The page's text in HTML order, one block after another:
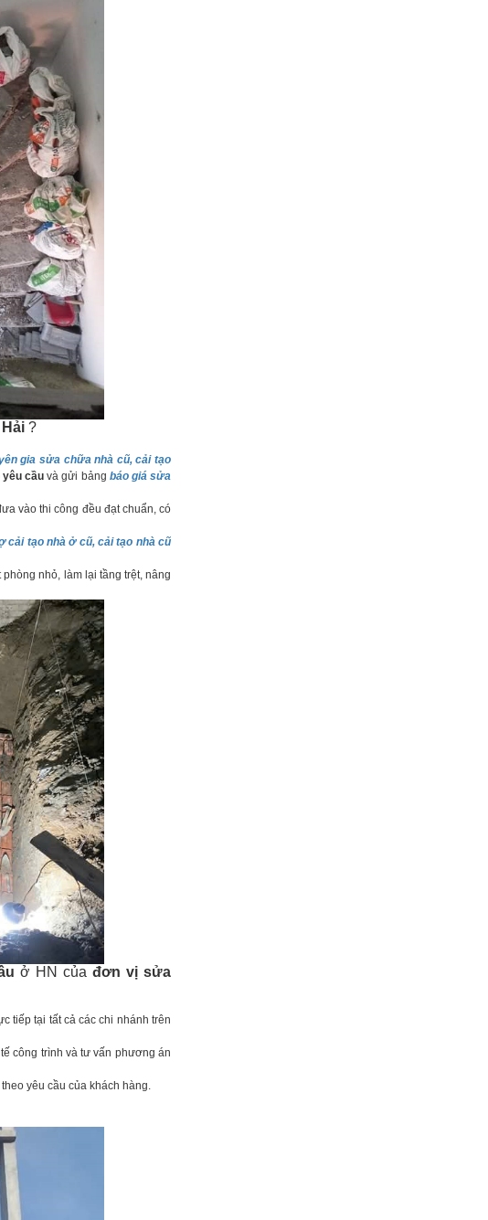
?
gia sửa chữa nhà cũ, cải tạo
yêu cầu và gửi bảng báo giá sửa
vào thi công đều đạt chuẩn, có
cải tạo nhà ở cũ, cải tạo nhà cũ
nhỏ, làm lại tầng trệt, nâng
ở HN củađơn vị sửa
tiếp tại tất cả các chi nhánh trên
công trình và tư vấn phương án
yêu cầu của khách hàng.